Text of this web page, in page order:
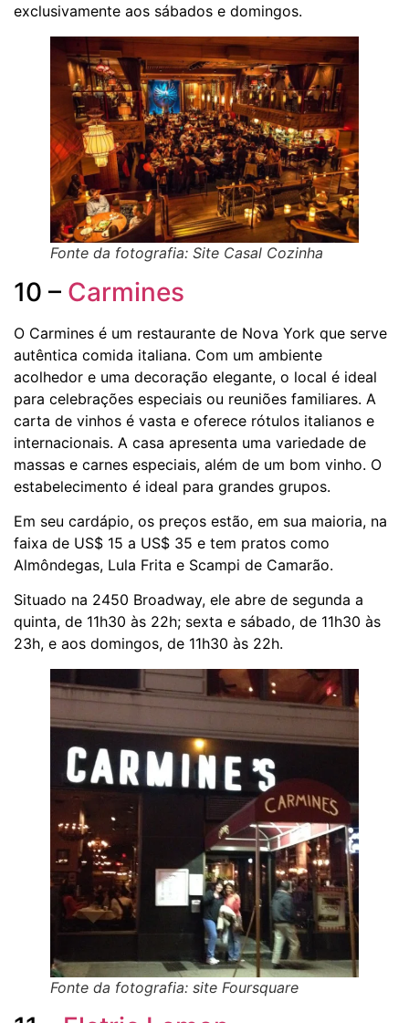
exclusivamente aos sábados e domingos.
Fonte da fotografia: Site Casal Cozinha
10 – Carmines
O Carmines é um restaurante de Nova York que serve
autêntica comida italiana. Com um ambiente
acolhedor e uma decoração elegante, o local é ideal
para celebrações especiais ou reuniões familiares. A
carta de vinhos é vasta e oferece rótulos italianos e
internacionais. A casa apresenta uma variedade de
massas e carnes especiais, além de um bom vinho. O
estabelecimento é ideal para grandes grupos.
Em seu cardápio, os preços estão, em sua maioria, na
faixa de US$ 15 a US$ 35 e tem pratos como
Almôndegas, Lula Frita e Scampi de Camarão.
Situado na 2450 Broadway, ele abre de segunda a
quinta, de 11h30 às 22h; sexta e sábado, de 11h30 às
23h, e aos domingos, de 11h30 às 22h.
Fonte da fotografia: site Foursquare